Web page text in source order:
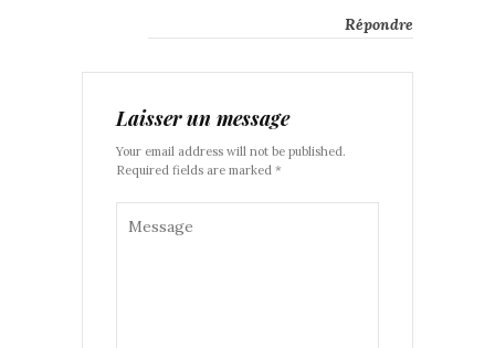
Répondre
Laisser un message
Your email address will not be published.
Required fields are marked *